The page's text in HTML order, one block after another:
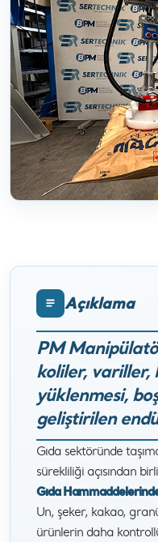
Açıklama
PM
koliler, variller,
yüklenmesi,
geliştirilen
Gıda sektöründe
sürekliliği açısından
Gıda
Un, şeker, kakao,
ürünlerin daha